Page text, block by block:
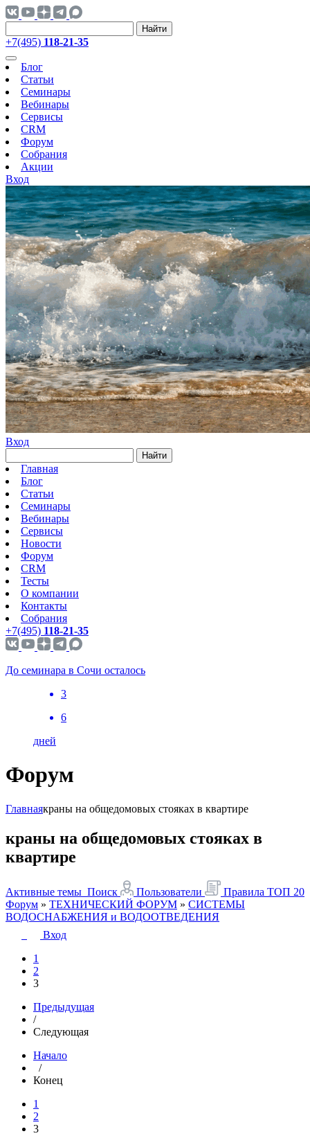
Найти
+7(495) 118-21-35
Блог
Статьи
Семинары
Вебинары
Сервисы
CRM
Форум
Собрания
Акции
Вход
Вход
Найти
Главная
Блог
Статьи
Семинары
Вебинары
Сервисы
Новости
Форум
CRM
Тесты
О компании
Контакты
Собрания
+7(495) 118-21-35
До семинара в Сочи осталось
3
6
дней
Форум
Главнаякраны на общедомовых стояках в квартире
краны на общедомовых стояках в
квартире
Активные темы Поиск Пользователи Правила ТОП 20
Форум » ТЕХНИЧЕСКИЙ ФОРУМ » СИСТЕМЫ
ВОДОСНАБЖЕНИЯ и ВОДООТВЕДЕНИЯ
Вход
1
2
3
Предыдущая
/
Следующая
Начало
/
Конец
1
2
3